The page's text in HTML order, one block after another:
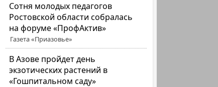
Сотня молодых педагогов
Ростовской области собралась
на форуме «ПрофАктив»
Газета «Приазовье»
В Азове пройдет день
экзотических растений в
«Гошпитальном саду»